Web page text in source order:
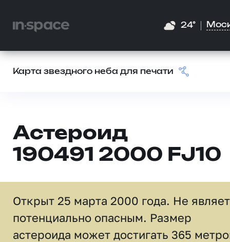
24°
Карта звездного неба для печати
Астероид
190491 2000 FJ10
Открыт 25 марта 2000 года. Не
потенциально опасным. Размер
астероида может достигать 365